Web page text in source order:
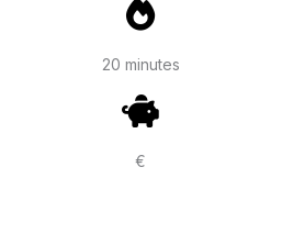
20 minutes
€